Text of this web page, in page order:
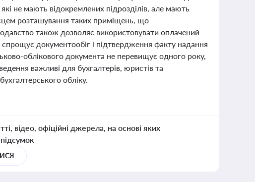
не мають відокремлених підрозділів, але мають
розташування таких приміщень, що
також дозволяє використовувати оплачений
документообіг і підтвердження факту надання
облікового документа не перевищує одного року,
важливі для бухгалтерів, юристів та
обліку.
відео, офіційні джерела, на основі яких